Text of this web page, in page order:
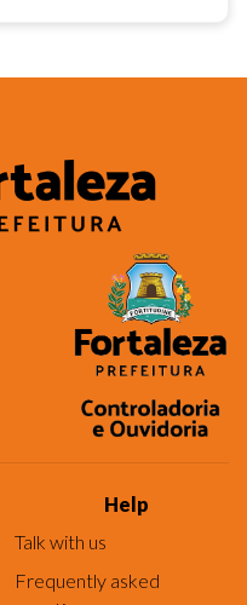
Help
Talk with us
Frequently asked